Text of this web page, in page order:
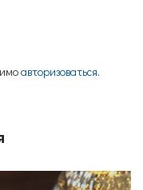
авторизоваться.